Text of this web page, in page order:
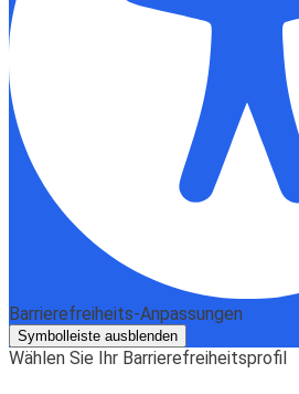
Barrierefreiheits-Anpassungen
Symbolleiste ausblenden
Wählen Sie Ihr Barrierefreiheitsprofil